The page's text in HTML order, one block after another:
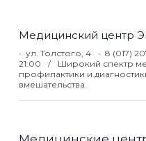
Медицинский центр
ул. Толстого, 4 8 (017)
21:00
Широкий спектр
профилактики и
вмешательства.